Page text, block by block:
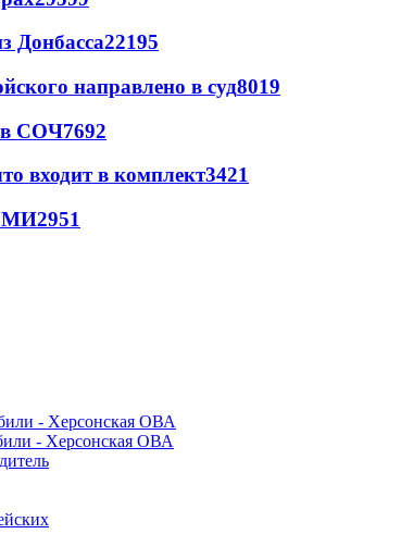
Донбасса22195
направлено в суд8019
в СОЧ7692
входит в комплект3421
2951
- Херсонская ОВА